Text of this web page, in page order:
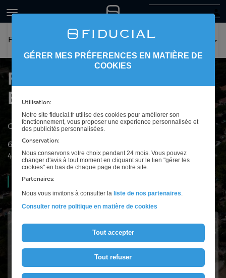
FIDUCIAL Expertise Biscarrosse
FIDUCIAL Expertise
Biscarrosse
Cabinet d'expertise comptable à Biscarrosse
69 Place Marsan
40600 Biscarrosse
Ouvert
Intéressé(e) ?
Contactez-nous
GÉRER MES PRÉFERENCES EN MATIÈRE DE
COOKIES
Utilisation:
Notre site fiducial.fr utilise des cookies pour améliorer son
fonctionnement, vous proposer une experience personnalisée et
des publicités personnalisées.
Conservation:
Nous conservons votre choix pendant 24 mois. Vous pouvez
changer d'avis à tout moment en cliquant sur le lien "gérer les
cookies" en bas de chaque page de notre site.
Partenaires:
Nous vous invitons à consulter la liste de nos partenaires.
Consulter notre politique en matière de cookies
Tout accepter
Tout refuser